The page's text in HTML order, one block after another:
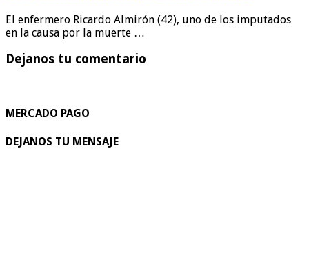
El enfermero Ricardo Almirón (42), uno de los imputados
en la causa por la muerte …
Dejanos tu comentario
MERCADO PAGO
DEJANOS TU MENSAJE